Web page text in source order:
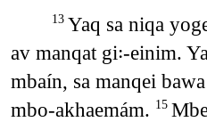
13 Yaq sa niqa
av manqat gi꞉-einim.
mbaín, sa manqei
mbo-akhaemám. 15